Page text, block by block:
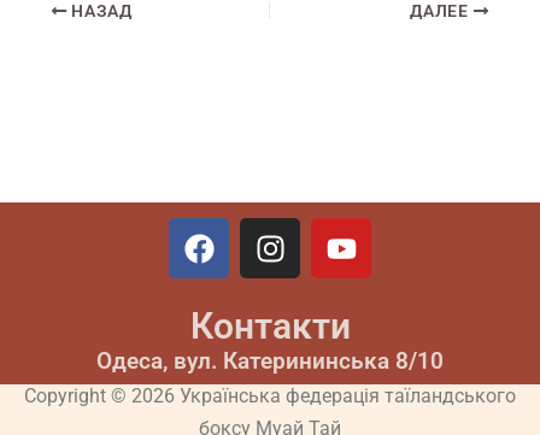
НАЗАД ДАЛЕЕ
F
a
e
b
o
o
I
n
t
a
g
r
Y
o
t
u
b
e
Контакти
Одеса, вул. Катерининська 8/10
Copyright © 2026 Українська федерація таїландського
боксу Муай Тай